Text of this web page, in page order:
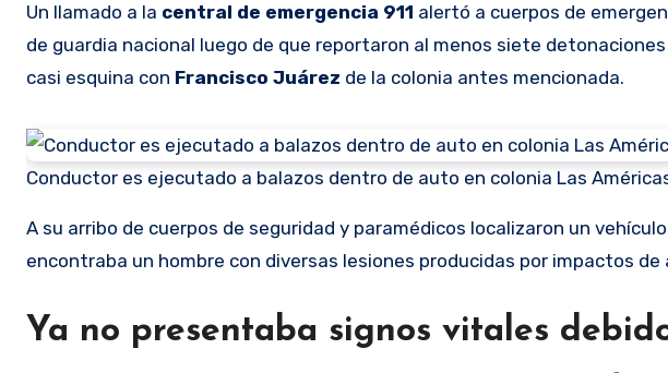
Un llamado a la central de emergencia 911 alertó a cuerpos de
de guardia nacional luego de que reportaron al menos siete
casi esquina con Francisco Juárez de la colonia antes mencionada.
Conductor es ejecutado a balazos dentro de auto en colonia Las
A su arribo de cuerpos de seguridad y paramédicos localizaron un
encontraba un hombre con diversas lesiones producidas por impactos de
Ya no presentaba signos vitales